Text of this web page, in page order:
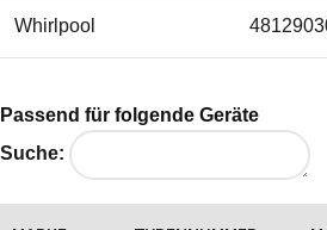
Whirlpool
Passend für folgende Geräte
Suche: